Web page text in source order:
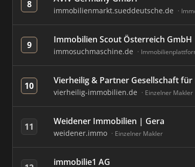
8
immobilienmarkt.sueddeutsche.de
9 Immobilien Scout Österreich GmbH
immosuchmaschine.de
10 Vierheilig & Partner Gesellschaft
vierheilig-immobilien.de Einzelner Makler
11 Weidener Immobilien | Gera
weidener.immo Einzelner Makler
immobilie1 AG